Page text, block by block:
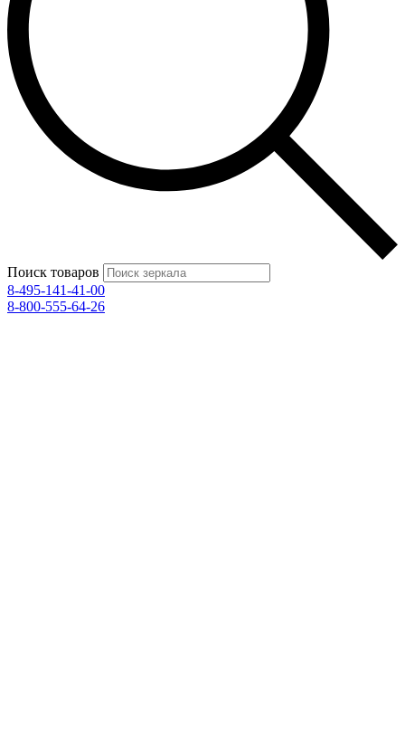
Поиск товаров
8-495-141-41-00
8-800-555-64-26